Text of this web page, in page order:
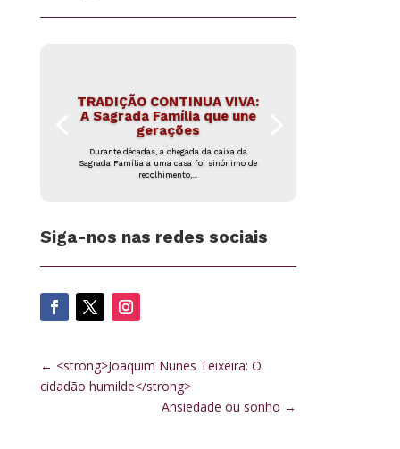
TRADIÇÃO CONTINUA VIVA:
A Sagrada Família que une
gerações
Durante décadas, a chegada da caixa da
Sagrada Família a uma casa foi sinónimo de
recolhimento,...
Siga-nos nas redes sociais
← <strong>Joaquim Nunes Teixeira: O
cidadão humilde</strong>
Ansiedade ou sonho →